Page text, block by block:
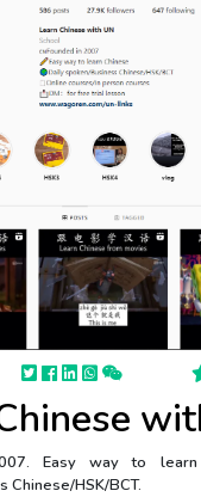
Easy way to learn
Chinese/HSK/BCT.